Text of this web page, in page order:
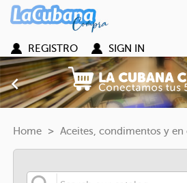
REGISTRO SIGN IN

Previous
Home Aceites, condimentos y en